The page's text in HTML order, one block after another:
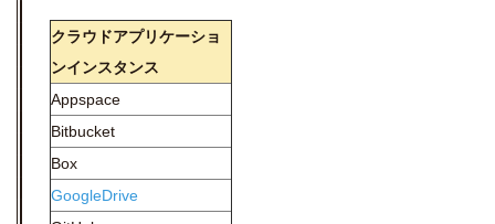
クラウドアプリケーショ
ンインスタンス
Appspace
Bitbucket
Box
GoogleDrive